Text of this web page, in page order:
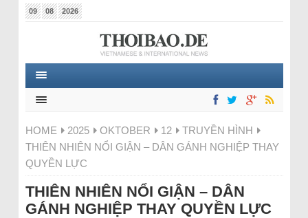
09 08 2026
HOME 2025 OKTOBER 12
TRUYỀN HÌNH
THIÊN NHIÊN NỔI GIẬN – DÂN GÁNH NGHIỆP THAY
QUYỀN LỰC
THIÊN NHIÊN NỔI GIẬN – DÂN
GÁNH NGHIỆP THAY QUYỀN LỰC